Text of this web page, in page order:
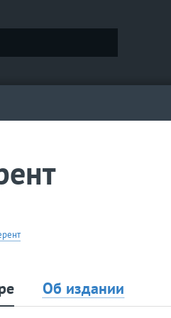
Об издании